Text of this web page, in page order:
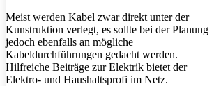
Meist werden Kabel zwar direkt unter der
Kunstruktion verlegt, es sollte bei der Planung
jedoch ebenfalls an mögliche
Kabeldurchführungen gedacht werden.
Hilfreiche Beiträge zur Elektrik bietet der
Elektro- und Haushaltsprofi im Netz.